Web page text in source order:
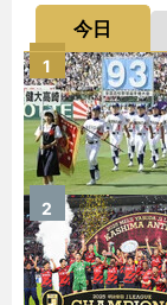
今日
1
2